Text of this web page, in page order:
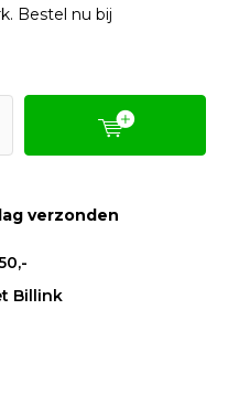
Bestel nu bij
verzonden
Billink